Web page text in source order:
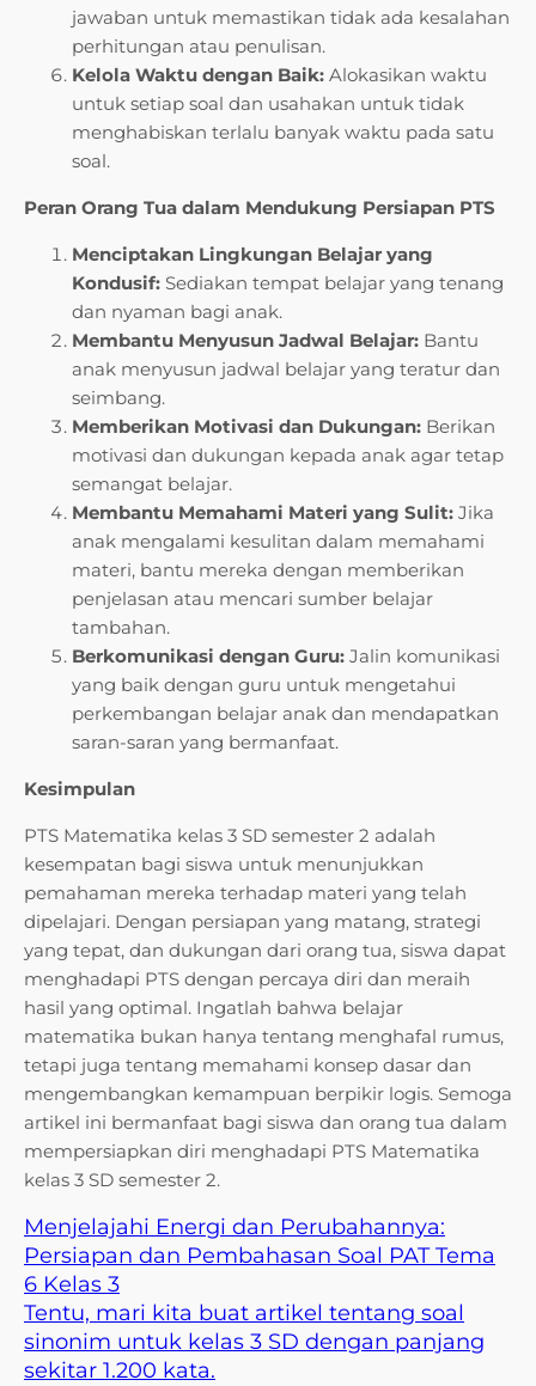
jawaban untuk memastikan tidak ada kesalahan
perhitungan atau penulisan.
Kelola Waktu dengan Baik: Alokasikan waktu
untuk setiap soal dan usahakan untuk tidak
menghabiskan terlalu banyak waktu pada satu
soal.
Peran Orang Tua dalam Mendukung Persiapan PTS
Menciptakan Lingkungan Belajar yang
Kondusif: Sediakan tempat belajar yang tenang
dan nyaman bagi anak.
Membantu Menyusun Jadwal Belajar: Bantu
anak menyusun jadwal belajar yang teratur dan
seimbang.
Memberikan Motivasi dan Dukungan: Berikan
motivasi dan dukungan kepada anak agar tetap
semangat belajar.
Membantu Memahami Materi yang Sulit: Jika
anak mengalami kesulitan dalam memahami
materi, bantu mereka dengan memberikan
penjelasan atau mencari sumber belajar
tambahan.
Berkomunikasi dengan Guru: Jalin komunikasi
yang baik dengan guru untuk mengetahui
perkembangan belajar anak dan mendapatkan
saran-saran yang bermanfaat.
Kesimpulan
PTS Matematika kelas 3 SD semester 2 adalah
kesempatan bagi siswa untuk menunjukkan
pemahaman mereka terhadap materi yang telah
dipelajari. Dengan persiapan yang matang, strategi
yang tepat, dan dukungan dari orang tua, siswa dapat
menghadapi PTS dengan percaya diri dan meraih
hasil yang optimal. Ingatlah bahwa belajar
matematika bukan hanya tentang menghafal rumus,
tetapi juga tentang memahami konsep dasar dan
mengembangkan kemampuan berpikir logis. Semoga
artikel ini bermanfaat bagi siswa dan orang tua dalam
mempersiapkan diri menghadapi PTS Matematika
kelas 3 SD semester 2.
Menjelajahi Energi dan Perubahannya:
Persiapan dan Pembahasan Soal PAT Tema
6 Kelas 3
Tentu, mari kita buat artikel tentang soal
sinonim untuk kelas 3 SD dengan panjang
sekitar 1.200 kata.